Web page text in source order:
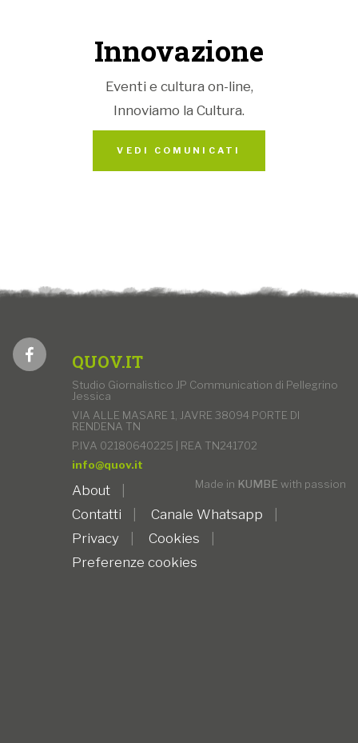
Innovazione
Eventi e cultura on-line,
Innoviamo la Cultura.
VEDI COMUNICATI
QUOV.IT
Studio Giornalistico JP Communication di Pellegrino
Jessica
VIA ALLE MASARE 1, JAVRE 38094 PORTE DI
RENDENA TN
P.IVA 02180640225 | REA TN241702
info@quov.it
Made in KUMBE with passion
About
Contatti
Canale Whatsapp
Privacy
Cookies
Preferenze cookies